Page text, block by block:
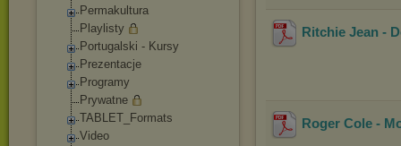
Permakultura
Playlisty
Portugalski - Kursy
Prezentacje
Programy
Prywatne
TABLET_Formats
Video
Ritchie Jean -
Roger Cole -